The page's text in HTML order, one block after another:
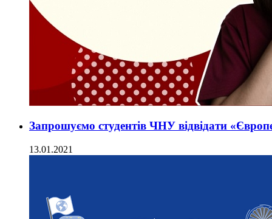
Запрошуємо студентів ЧНУ відвідати
13.01.2021